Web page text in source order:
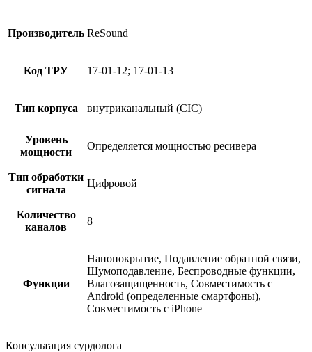
Производитель ReSound
Код ТРУ 17-01-12; 17-01-13
Тип корпуса внутриканальный (CIC)
Уровень
мощности
Определяется мощностью ресивера
Тип обработки
сигнала
Цифровой
Количество
каналов
8
Функции
Нанопокрытие, Подавление обратной связи,
Шумоподавление, Беспроводные функции,
Влагозащищенность, Совместимость с
Android (определенные смартфоны),
Совместимость с iPhone
Консультация сурдолога